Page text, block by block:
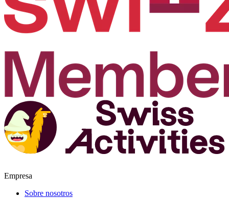
Empresa
Sobre nosotros